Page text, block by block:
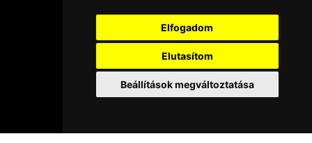
Elfogadom
Elutasítom
Beállítások megváltoztatása